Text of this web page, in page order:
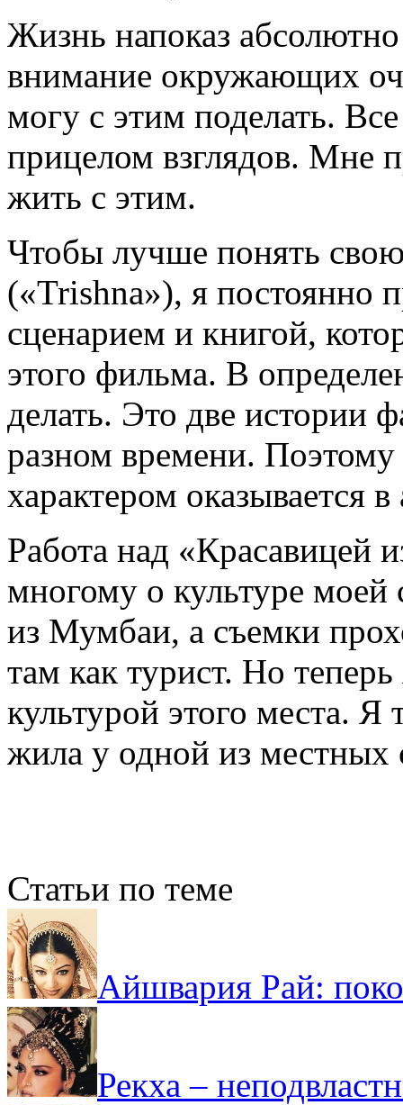
Жизнь напоказ
внимание окружающих
могу с этим поделать.
прицелом взглядов. Мне
жить с этим.
Чтобы лучше понять
(«Trishna»), я постоянно
сценарием и книгой,
этого фильма. В
делать. Это две истории
разном времени.
характером оказывается
Работа над «Красавицей
многому о культуре
из Мумбаи, а съемки
там как турист. Но
культурой этого места. Я
жила у одной из местных
Статьи по теме
Айшвария Рай:
Рекха –